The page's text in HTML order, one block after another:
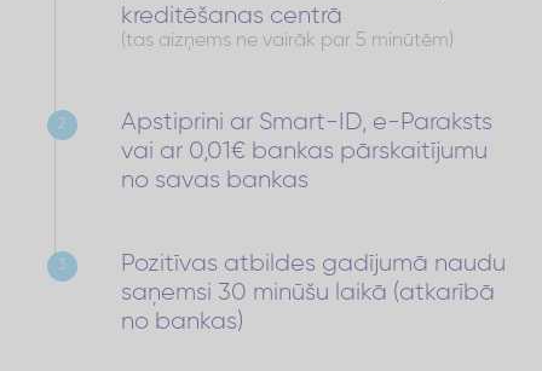
kreditēšanas centrā
(tas aizņems ne vairāk par 5 minūtēm)
2
Apstiprini ar Smart-ID, e-Paraksts
vai ar 0,01€ bankas pārskaitījumu
no savas bankas
3
Pozitīvas atbildes gadījumā naudu
saņemsi 30 minūšu laikā (atkarībā
no bankas)